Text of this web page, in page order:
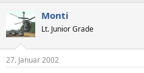
Monti
Lt. Junior Grade
27. Januar 2002